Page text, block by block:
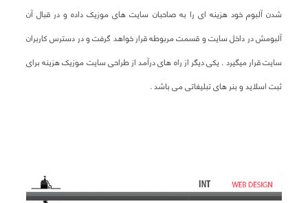
شدن آلبوم خود هزینه ای را به صاحبان سایت های موزیک داده و در قبال آن
آلبومش در داخل سایت و قسمت مربوطه قرار خواهد گرفت و در دسترس کاربران
سایت قرار میگیرد . یکی دیگر از راه های درآمد از طراحی سایت موزیک هزینه برای
ثبت اسلاید و بنر های تبلیغاتی می باشد .